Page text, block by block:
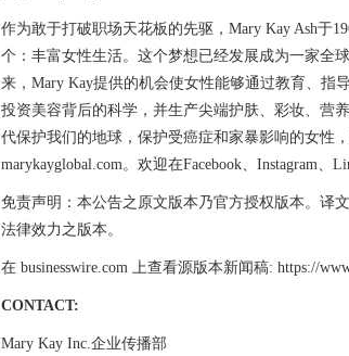
作为敢于打破职场天花板的先驱，Mary Kay Ash于
个：丰富女性生活。这个梦想已经发展成为一家全
来，Mary Kay提供的机会使女性能够通过教育、指
投资美容背后的科学，并生产尖端护肤、彩妆、营
代保护我们的地球，保护受癌症和家暴影响的女性
marykayglobal.com。欢迎在Facebook、Instagram、
免责声明：本公告之原文版本乃官方授权版本。译
法律效力之版本。
在 businesswire.com 上查看源版本新闻稿: https://
CONTACT:
Mary Kay Inc.企业传播部